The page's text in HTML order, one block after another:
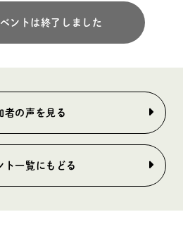
ントは終了しました
者の声を見る
ト一覧にもどる